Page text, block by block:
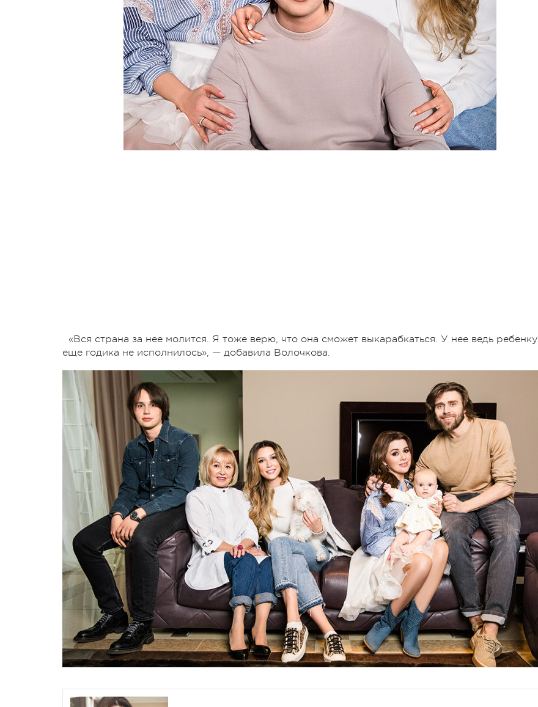
«Вся страна за нее молится. Я тоже верю, что она сможет выкарабкаться. У нее ведь ребенку
еще годика не исполнилось», — добавила Волочкова.